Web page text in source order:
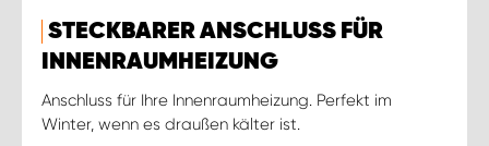
STECKBARER ANSCHLUSS FÜR
INNENRAUMHEIZUNG
Anschluss für Ihre Innenraumheizung. Perfekt im
Winter, wenn es draußen kälter ist.